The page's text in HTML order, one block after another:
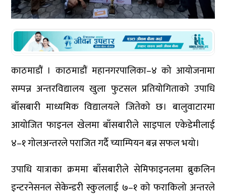
काठमाडौं । काठमाडौं महानगरपालिका–४ को आयोजनामा
सम्पन्न अन्तरविद्यालय खुला फुटसल प्रतियोगिताको उपाधि
बाँसबारी माध्यमिक विद्यालयले जितेको छ। बालुवाटारमा
आयोजित फाइनल खेलमा बाँसबारीले साइपाल एकेडेमीलाई
४–१ गोलअन्तरले पराजित गर्दै च्याम्पियन बन्न सफल भयो।
उपाधि यात्राका क्रममा बाँसबारीले सेमिफाइनलमा ब्रुकलिन
इन्टरनेसनल सेकेन्डरी स्कुललाई ७–१ को फराकिलो अन्तरले